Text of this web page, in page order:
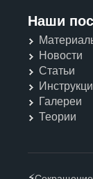
Наши
Новости
Статьи
Галереи
Теории